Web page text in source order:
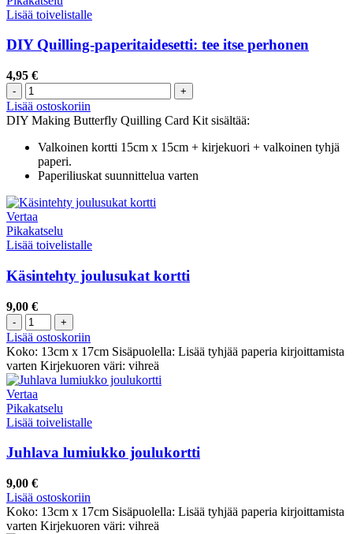
Lisää toivelistalle
DIY Quilling-paperitaidesetti: tee itse perhonen
4,95 €
Lisää ostoskoriin
DIY Making Butterfly Quilling Card Kit sisältää:
Valkoinen kortti 15cm x 15cm + kirjekuori + valkoinen tyhjä
paperi.
Paperiliuskat suunnittelua varten
Vertaa
Pikakatselu
Lisää toivelistalle
Käsintehty joulusukat kortti
9,00 €
Lisää ostoskoriin
Koko: 13cm x 17cm Sisäpuolella: Lisää tyhjää paperia kirjoittamista
varten Kirjekuoren väri: vihreä
Vertaa
Pikakatselu
Lisää toivelistalle
Juhlava lumiukko joulukortti
9,00 €
Lisää ostoskoriin
Koko: 13cm x 17cm Sisäpuolella: Lisää tyhjää paperia kirjoittamista
varten Kirjekuoren väri: vihreä